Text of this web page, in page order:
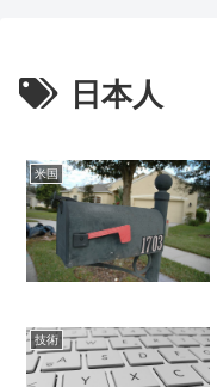
日本人
米国
技術